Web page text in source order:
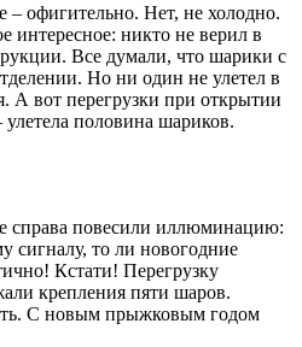
офигительно. Нет, не холодно.
интересное: никто не верил в
Все думали, что шарики с
Но ни один не улетел в
А вот перегрузки при открытии
половина шариков.
справа повесили иллюминацию:
сигналу, то ли новогодние
Кстати! Перегрузку
крепления пяти шаров.
С новым прыжковым годом